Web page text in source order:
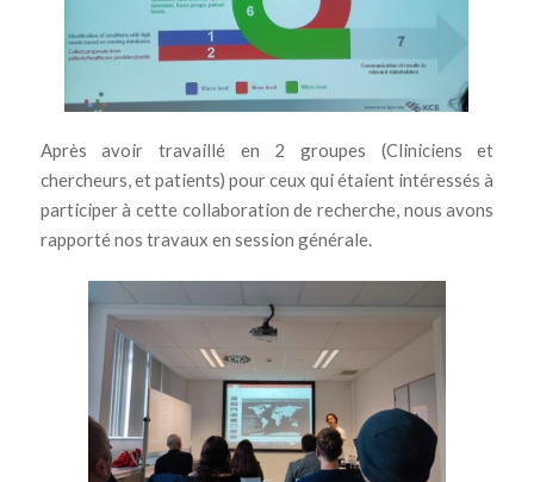
Après avoir travaillé en 2 groupes (Cliniciens et
chercheurs, et patients) pour ceux qui étaient intéressés à
participer à cette collaboration de recherche, nous avons
rapporté nos travaux en session générale.